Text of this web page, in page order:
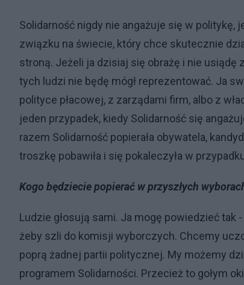
Solidarność nigdy nie angażuje się w
związku na świecie, który chce skutecznie
stroną. Jeżeli ja dzisiaj się obrażę i nie usiądę
tych ludzi nie będę mógł reprezentować. Ja
polityce płacowej, z zarządami firm, albo z
jeden przypadek, kiedy Solidarność się
razem Solidarność popierała obywatela,
troszkę pobawiła i się pokaleczyła w
Kogo będziecie popierać w przyszłych
Ludzie głosują sami. Ja mogę powiedzieć
żeby szli do komisji wyborczych. Chcemy
poprą żadnej partii politycznej. My możemy
programem Solidarności. Przecież to gołym